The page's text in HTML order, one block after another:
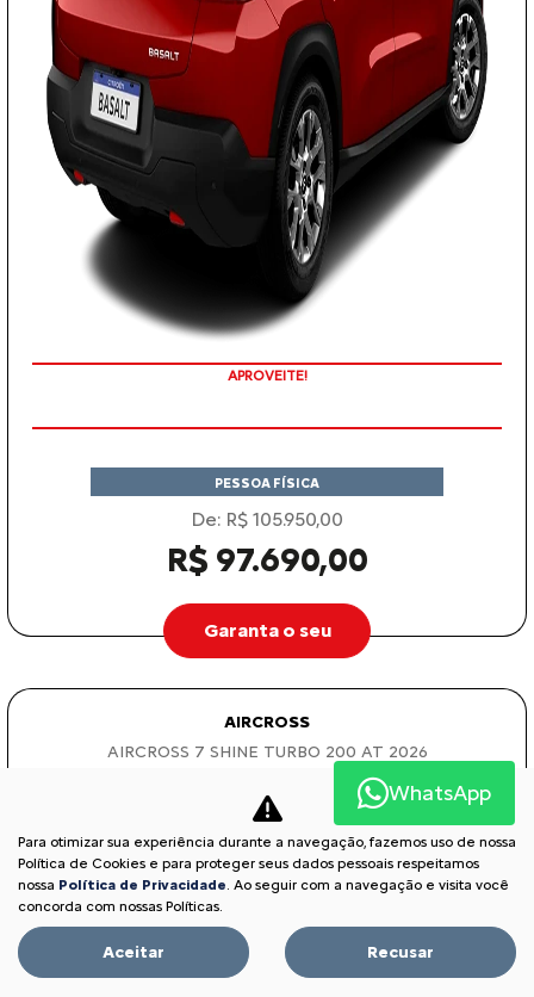
TAXA ZERO
PESSOA FÍSICA
De: R$ 105.950,00
R$ 97.690,00
Garanta o seu
AIRCROSS
AIRCROSS 7 SHINE TURBO 200 AT 2026
WhatsApp
Para otimizar sua experiência durante a navegação, fazemos uso de nossa
Política de Cookies e para proteger seus dados pessoais respeitamos
nossa Política de Privacidade. Ao seguir com a navegação e visita você
concorda com nossas Políticas.
Aceitar Recusar